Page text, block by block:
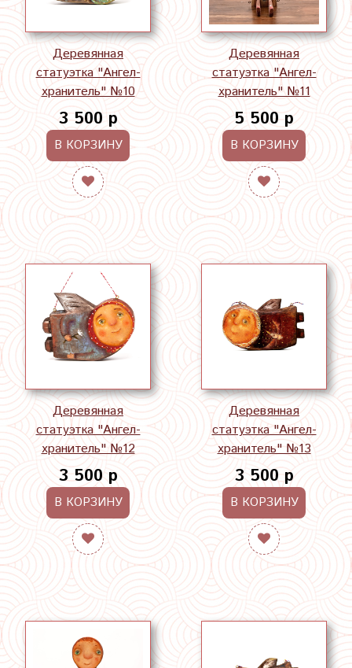
Деревянная
статуэтка "Ангел-
хранитель" №10
3 500 р
В КОРЗИНУ
Деревянная
статуэтка "Ангел-
хранитель" №11
5 500 р
В КОРЗИНУ
Деревянная
статуэтка "Ангел-
хранитель" №12
3 500 р
В КОРЗИНУ
Деревянная
статуэтка "Ангел-
хранитель" №13
3 500 р
В КОРЗИНУ